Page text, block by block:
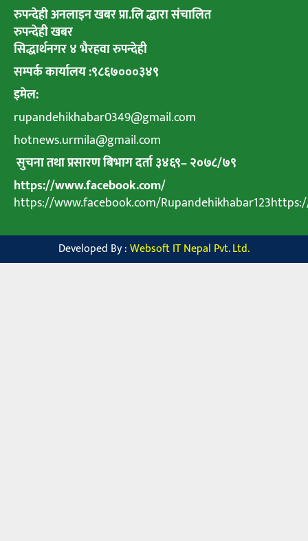
रुपन्देही अनलाइन खबर प्रा.लि द्धारा संचालित
रुपन्देही खबर
सिद्धार्थनगर ४ भैरहवा रुपन्देही
सम्पर्क कार्यालय :९८६७०००३४९
इमेल:
rupandehikhabar0349@gmail.com
hotnews.urmila@gmail.com
सुचना तथा प्रसारण बिभाग दर्ता ३४६९–२०७८/७९
https://www.facebook.com/
https://www.facebook.com/
Developed By :Websoft IT Nepal Pvt. Ltd.